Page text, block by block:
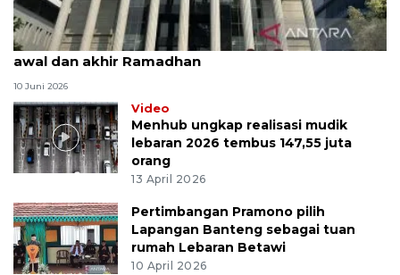
MK uji materi UU Peradilan Agama perihal isbat
awal dan akhir Ramadhan
10 Juni 2026
Video
Menhub ungkap realisasi mudik
lebaran 2026 tembus 147,55 juta
orang
13 April 2026
Pertimbangan Pramono pilih
Lapangan Banteng sebagai tuan
rumah Lebaran Betawi
10 April 2026